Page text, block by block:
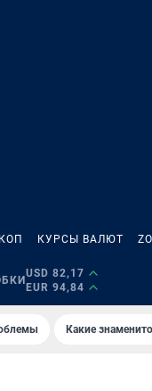
КУРСЫ ВАЛЮТ
USD 82,17
EUR 94,84
Какие